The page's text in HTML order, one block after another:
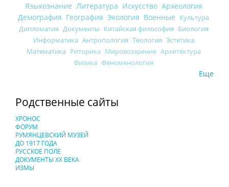
Языкознание Литература Искусство Археология
Демография География Экология Военные Культура
Дипломатия Документы Китайская философия Биология
Информатика Антропология Теология Эстетика
Математика Риторика Мировоззрение Архитектура
Физика Феноменология
Еще
Родственные сайты
ХРОНОС
ФОРУМ
РУМЯНЦЕВСКИЙ МУЗЕЙ
ДО 1917 ГОДА
РУССКОЕ ПОЛЕ
ДОКУМЕНТЫ XX ВЕКА
ИЗМЫ